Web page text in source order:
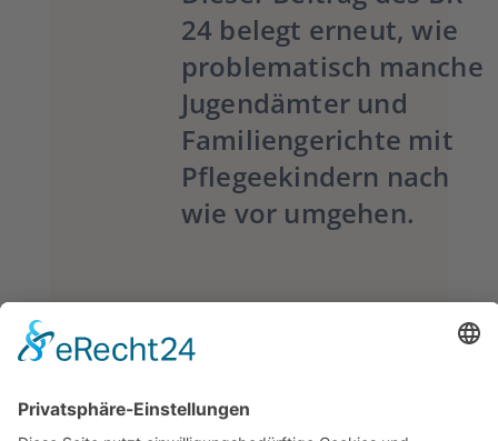
24 belegt erneut, wie
problematisch manche
Jugendämter und
Familiengerichte mit
Pflegeekindern nach
wie vor umgehen.
ARTILKEL -